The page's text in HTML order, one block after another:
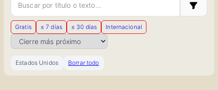
Gratis ≤ 7 días ≤ 30 días Internacional
Ordenar por
Estados Unidos Borrar todo